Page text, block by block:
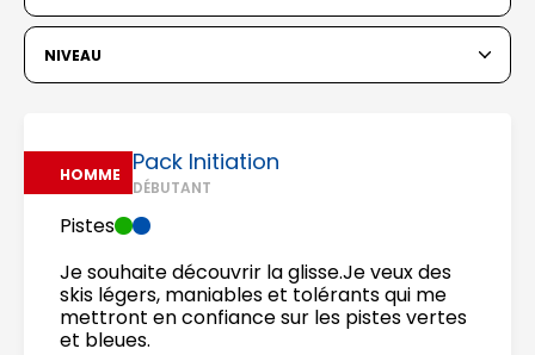
NIVEAU
HOMME Pack Initiation
DÉBUTANT
Pistes
Je souhaite découvrir la glisse.Je veux des
skis légers, maniables et tolérants qui me
mettront en confiance sur les pistes vertes
et bleues.